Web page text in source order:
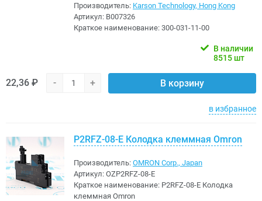
Производитель: Karson Technology, Hong Kong
Артикул: B007326
Краткое наименование: 300-031-11-00
В наличии
8515 шт
22,36 ₽ - + В корзину
в избранное
P2RFZ-08-E Колодка клеммная Omron
Производитель: OMRON Corp., Japan
Артикул: OZP2RFZ-08-E
Краткое наименование: P2RFZ-08-E Колодка
клеммная Omron